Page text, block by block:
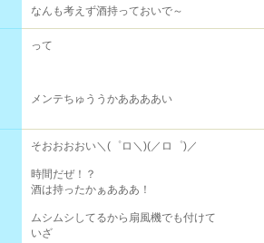
なんも考えず酒持っておいで～
って
メンテちゅううかああああい
そおおおおい＼(゜ロ＼)(／ロ゜)／
時間だぜ！？
酒は持ったかぁあああ！
ムシムシしてるから扇風機でも付けて
いざ